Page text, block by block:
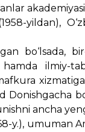
akademiyasi
yildan),
bo‘lsada,
ilmiy-
Donishgacha
ancha
y.), umuman